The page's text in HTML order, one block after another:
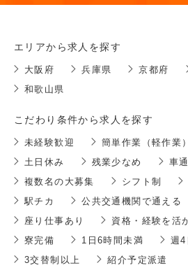
エリアから求人を探す
大阪府 兵庫県 京都府
和歌山県
こだわり条件から求人を探す
未経験歓迎 簡単作業（軽作業）
土日休み
残業少なめ
車
複数名の大募集
シフト制
駅チカ
公共交通機関で通える
座り仕事あり
資格・経験を活
寮完備
1日6時間未満
週4
3交替制以上
紹介予定派遣